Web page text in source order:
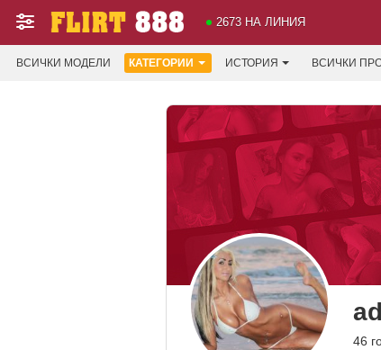
2673 НА ЛИНИЯ
ВСИЧКИ МОДЕЛИ КАТЕГОРИИ ИСТОРИЯ ВСИЧКИ
46